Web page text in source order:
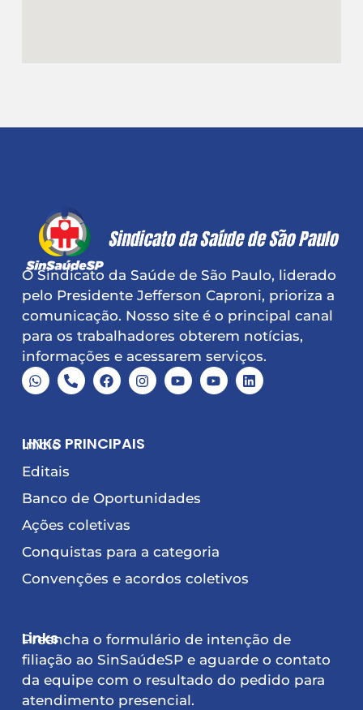
O Sindicato da Saúde de São Paulo, liderado
pelo Presidente Jefferson Caproni, prioriza a
comunicação. Nosso site é o principal canal
para os trabalhadores obterem notícias,
informações e acessarem serviços.
LINKS PRINCIPAIS
Início
Editais
Banco de Oportunidades
Ações coletivas
Conquistas para a categoria
Convenções e acordos coletivos
Links
Preencha o formulário de intenção de
filiação ao SinSaúdeSP e aguarde o contato
da equipe com o resultado do pedido para
atendimento presencial.